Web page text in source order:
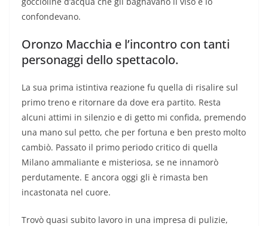
confondevano.
Oronzo Macchia e l’incontro con tanti
personaggi dello spettacolo.
La sua prima istintiva reazione fu quella di risalire sul
primo treno e ritornare da dove era partito. Resta
alcuni attimi in silenzio e di getto mi confida, premendo
una mano sul petto, che per fortuna e ben presto molto
cambiò. Passato il primo periodo critico di quella
Milano ammaliante e misteriosa, se ne innamorò
perdutamente. E ancora oggi gli è rimasta ben
incastonata nel cuore.
Trovò quasi subito lavoro in una impresa di pulizie,